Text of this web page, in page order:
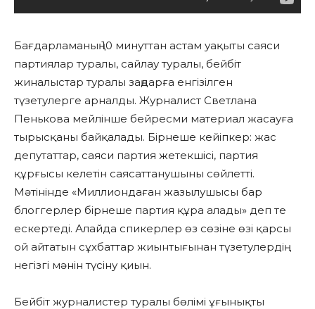
Бағдарламаның 10 минуттан астам уақыты саяси
партиялар туралы, сайлау туралы, бейбіт
жиналыстар туралы заңдарға енгізілген
түзетулерге арналды. Журналист Светлана
Пенькова мейлінше бейресми материал жасауға
тырысқаны байқалады. Бірнеше кейіпкер: жас
депутаттар, саяси партия жетекшісі, партия
құрғысы келетін саясаттанушыны сөйлетті.
Мәтінінде «Миллиондаған жазылушысы бар
блоггерлер бірнеше партия құра алады» деп те
ескертеді. Алайда спикерлер өз сөзіне өзі қарсы
ой айтатын сұхбаттар жиынтығынан түзетулердің
негізгі мәнін түсіну қиын.
Бейбіт журналистер туралы бөлімі ұғынықты